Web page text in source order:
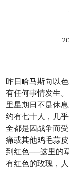
昨日哈马斯向以
有任何事情发生
里星期日不是休
约有七十人，几
全都是因战争而
痛或其他鸡毛蒜
到红色──这里的
有红色的玫瑰，